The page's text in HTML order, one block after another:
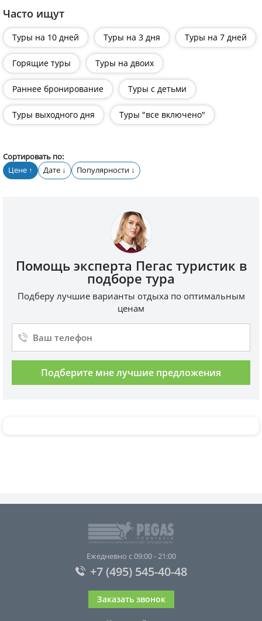
Часто ищут
Туры на 10 дней Туры на 3 дня Туры на 7 дней
Горящие туры Туры на двоих
Раннее бронирование Туры с детьми
Туры выходного дня Туры "все включено"
Сортировать по:
Цене ↑ Дате ↓ Популярности ↓
Помощь эксперта Пегас туристик в
подборе тура
Подберу лучшие варианты отдыха по оптимальным
ценам
Подберите мне лучшие предложения
Ежедневно с 09:00 - 21:00
+7 (495) 545-40-48
Заказать звонок